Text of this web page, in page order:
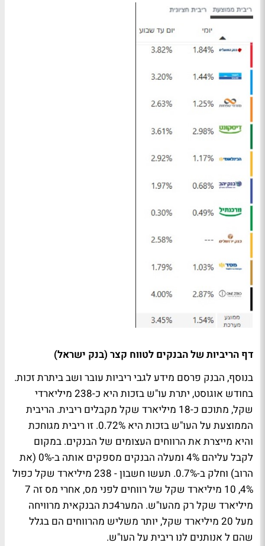
דף הריביות של הבנקים לטווח קצר (בנק ישראל)
בנוסף, הבנק פרסם מידע לגבי ריביות עובר ושב ביתרת זכות.
בחודש אוגוסט, יתרת עו"ש בזכות היא כ-238 מיליארדי
שקל, מתוכם כ-18 מיליארד שקל מקבלים ריבית. הריבית
הממוצעת על העו"ש בזכות היא 0.72%. זו ריבית מגוחכת
והיא מייצרת את הרווחים העצומים של הבנקים. במקום
לקבל עליהם 4% ומעלה הבנקים מספקים אותה ב-0% (את
הרוב) וחלק ב-0.7%. תעשו חשבון - 238 מיליארד שקל כפול
4%, 10 מיליארד שקל של רווחים לפני מס, אחרי מס זה 7
מיליארד שקל רק מהעו"ש. המער4כת הבנקאית מרוויחה
מעל 20 מיליארד שקל, יותר משליש מהרווחים הם בגלל
שהם ל אנותנים לנו ריבית על העו"ש.